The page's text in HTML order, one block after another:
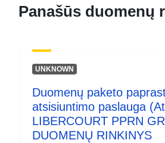
Rūšis:
Išteklius:
http://
codelist/
Panašūs duomenų
UNKNOWN
Duomenų paketo
atsisiuntimo paslauga
LIBERCOURT PPRN
DUOMENŲ RINKINYS